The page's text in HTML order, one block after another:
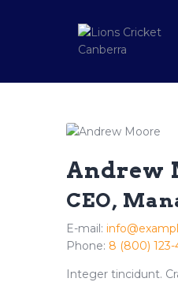
Matches
Sponsors
Contact Us
Andrew
CEO,
E-mail:
Phone: 8 (800) 123-
Integer tincidunt.